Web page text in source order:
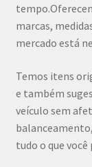
marcas,
mercado está
Temos itens
e também
veículo sem
tudo o que você